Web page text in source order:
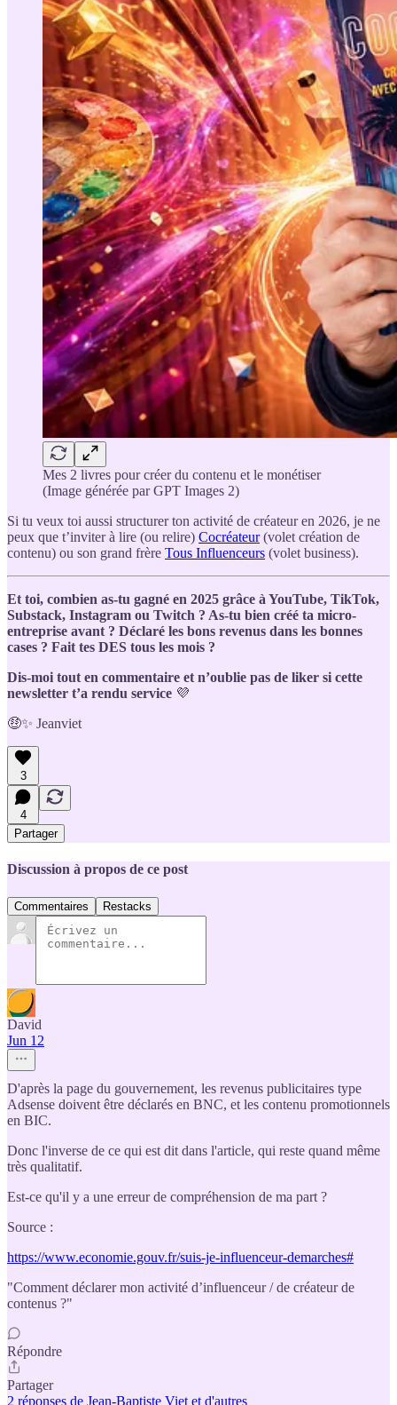
Mes 2 livres pour créer du contenu et le monétiser
(Image générée par GPT Images 2)
Si tu veux toi aussi structurer ton activité de créateur en 2026, je ne
peux que t’inviter à lire (ou relire) Cocréateur(volet création de
contenu) ou son grand frère Tous Influenceurs (volet business).
Et toi, combien as-tu gagné en 2025 grâce à YouTube, TikTok,
Substack, Instagram ou Twitch ? As-tu bien créé ta micro-
entreprise avant ? Déclaré les bons revenus dans les bonnes
cases ? Fait tes DES tous les mois ?
Dis-moi tout en commentaire et n’oublie pas de liker si cette
newsletter t’a rendu service 💜
🤑✨ Jeanviet
3
4
Partager
Discussion à propos de ce post
Commentaires Restacks
David
Jun 12
D'après la page du gouvernement, les revenus publicitaires type
Adsense doivent être déclarés en BNC, et les contenu promotionnels
en BIC.
Donc l'inverse de ce qui est dit dans l'article, qui reste quand même
très qualitatif.
Est-ce qu'il y a une erreur de compréhension de ma part ?
Source :
https://www.economie.gouv.fr/suis-je-influenceur-demarches#
"Comment déclarer mon activité d’influenceur / de créateur de
contenus ?"
Répondre
Partager
2 réponses de Jean-Baptiste Viet et d'autres